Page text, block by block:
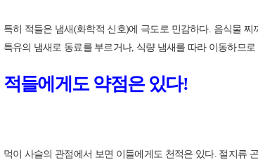
특히 적들은 냄새(화학적 신호)에 극도로 민감하다. 음식물
특유의 냄새로 동료를 부르거나, 식량 냄새를 따라 이동하므
적들에게도 약점은 있다!
먹이 사슬의 관점에서 보면 이들에게도 천적은 있다. 절지류